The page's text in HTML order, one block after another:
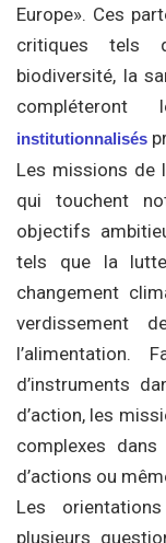
Europe». Ces
critiques tels
biodiversité, la
institutionnalisés
Les missions de
qui touchent
objectifs
tels que la lutte
changement
verdissement
l’alimentation.
d’instruments
d’action, les
complexes
d’actions ou
Les
plusieurs